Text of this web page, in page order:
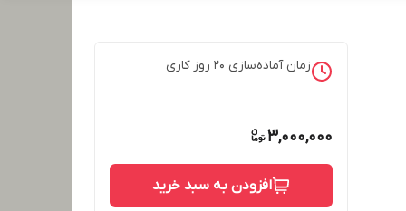
زمان آماده‌سازی 20 روز کاری
3,000,000
افزودن به سبد خرید